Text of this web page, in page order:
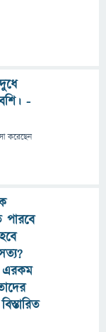
-
করেছেন
পারবে
এরকম